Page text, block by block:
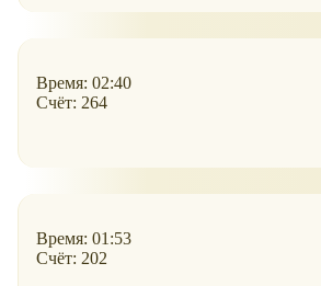
Время: 02:40
Счёт: 264
Время: 01:53
Счёт: 202